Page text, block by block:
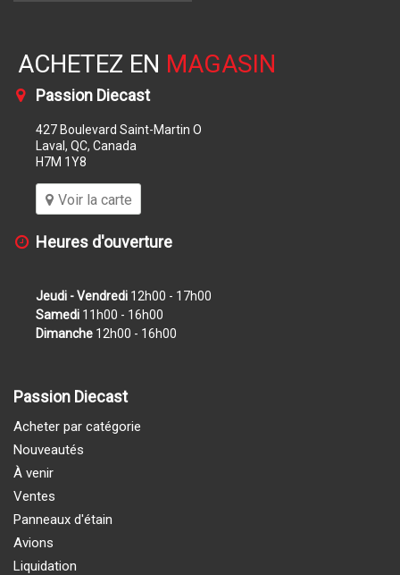
ACHETEZ EN MAGASIN
Passion Diecast
427 Boulevard Saint-Martin O
Laval, QC, Canada
H7M 1Y8
Voir la carte
Heures d'ouverture
Jeudi - Vendredi 12h00 - 17h00
Samedi 11h00 - 16h00
Dimanche 12h00 - 16h00
Passion Diecast
Acheter par catégorie
Nouveautés
À venir
Ventes
Panneaux d'étain
Avions
Liquidation